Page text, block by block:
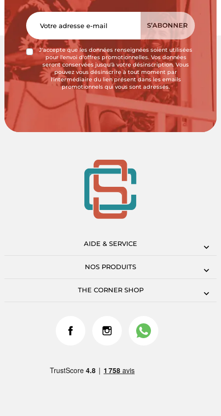
J'accepte que les données renseignées soient utilisées
pour l'envoi d'offres promotionnelles. Vos données
seront conservées jusqu'à votre désinscription. Vous
pouvez vous désinscrire à tout moment par
l'intermédiaire du lien présent dans les emails
promotionnels qui vous sont adressés.
AIDE & SERVICE
NOS PRODUITS
THE CORNER SHOP